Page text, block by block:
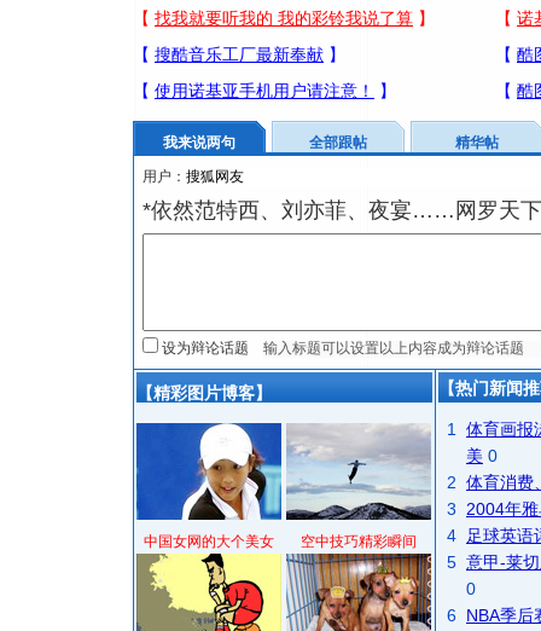
我来说两句 全部跟帖
精华帖
用户：
*依然范特西、刘亦菲、夜宴……网罗天
设为辩论话题
【精彩图片博客】
中国女网的大个美女 空中技巧精彩瞬间
【热门新闻
1
体育画报
美 0
2 体育消费
3
2004年
4
足球英语
5 意甲-莱
0
6 NBA季后